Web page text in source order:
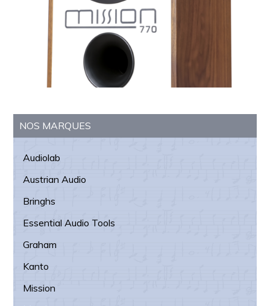
Barre
principale
NOS MARQUES
Audiolab
Austrian Audio
Bringhs
Essential Audio Tools
Graham
Kanto
Mission